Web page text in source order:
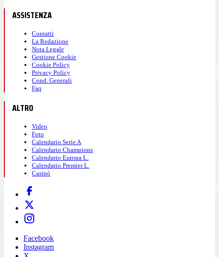
ASSISTENZA
Contatti
La Redazione
Nota Legale
Gestione Cookie
Cookie Policy
Privacy Policy
Cond. Generali
Faq
ALTRO
Video
Foto
Calendario Serie A
Calendario Champions
Calendario Europa L.
Calendario Premier L.
Casinò
Facebook
Instagram